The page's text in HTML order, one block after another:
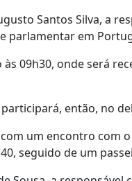
Santos Silva, a
parlamentar em
09h30, onde será
então, no
um encontro com o
seguido de um